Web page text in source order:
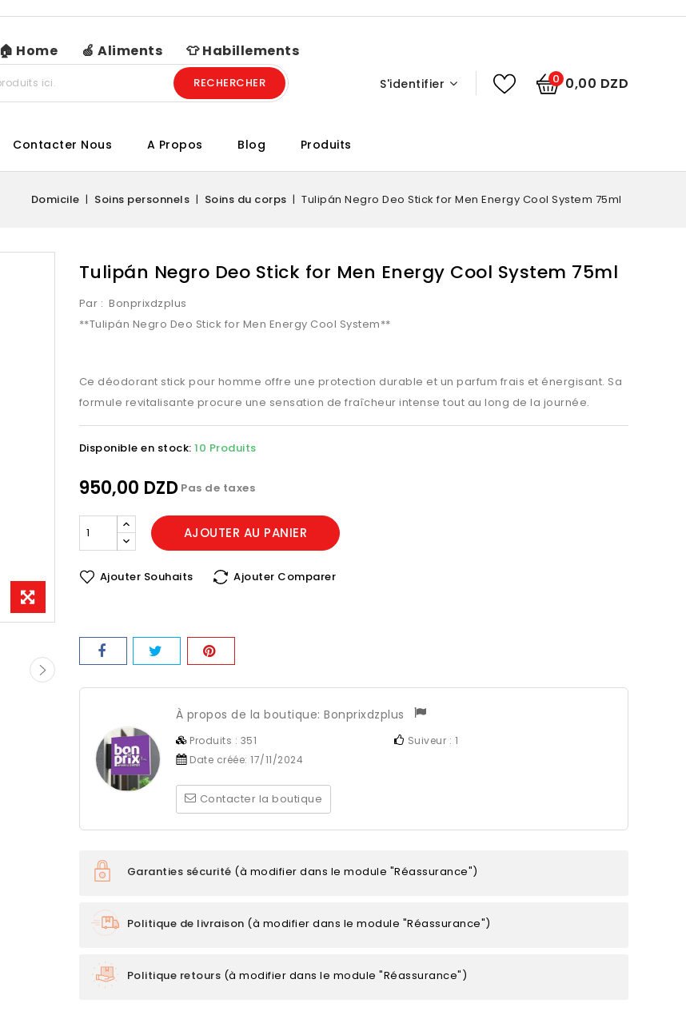
🏠 Home 🍏 Aliments 👕 Habillements
0 0,00 DZD
S'identifier
RECHERCHER
Contacter Nous A Propos Blog Produits
Domicile Soins personnels Soins du corps Tulipán Negro Deo Stick for Men Energy Cool System 75ml
Tulipán Negro Deo Stick for Men Energy Cool System 75ml
Par : Bonprixdzplus
**Tulipán Negro Deo Stick for Men Energy Cool System**
Ce déodorant stick pour homme offre une protection durable et un parfum frais et énergisant. Sa
formule revitalisante procure une sensation de fraîcheur intense tout au long de la journée.
Disponible en stock: 10 Produits
950,00 DZD Pas de taxes
AJOUTER AU PANIER
Ajouter Souhaits Ajouter Comparer
À propos de la boutique: Bonprixdzplus
Produits : 351 Suiveur : 1
Date créée: 17/11/2024
Contacter la boutique
Garanties sécurité (à modifier dans le module "Réassurance")
Politique de livraison (à modifier dans le module "Réassurance")
Politique retours (à modifier dans le module "Réassurance")